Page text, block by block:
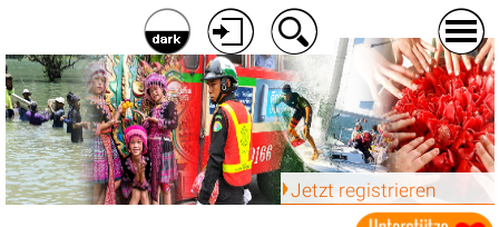
Jetzt registrieren